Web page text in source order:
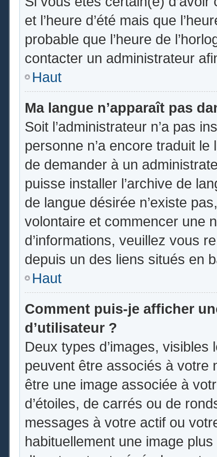
et l’heure d’été mais que
probable que l’heure de
contacter un administrateur
Haut
Ma langue n’apparaît pas
Soit l’administrateur n’a pas
personne n’a encore traduit
de demander à un
puisse installer l’archive de
de langue désirée n’existe
volontaire et commencer une
d’informations, veuillez vous
depuis un des liens situés en
Haut
Comment puis-je afficher
d’utilisateur ?
Deux types d’images,
peuvent être associés à votre
être une image associée à
d’étoiles, de carrés ou de
messages à votre actif ou
habituellement une image